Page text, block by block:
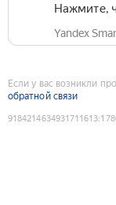
Нажмите,
Yandex
Если у вас возникли
обратной связи
9184214634931711613: